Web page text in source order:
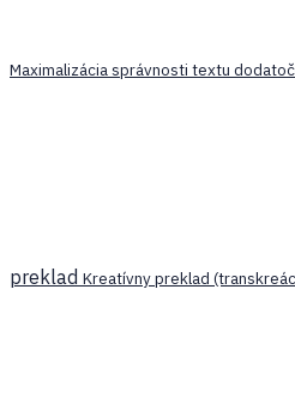
Maximalizácia správnosti textu
preklad Kreatívny preklad